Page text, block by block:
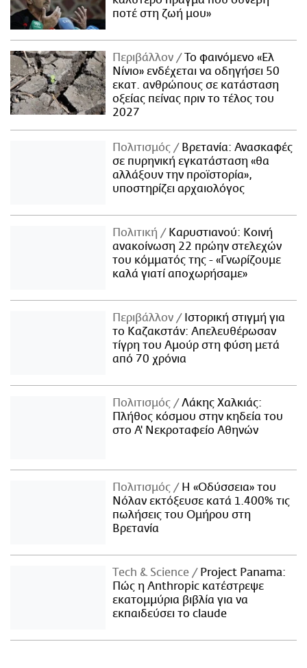
ποτέ στη ζωή μου»
Περιβάλλον
Το φαινόμενο «Ελ
Νίνιο» ενδέχεται να οδηγήσει 50
εκατ. ανθρώπους σε κατάσταση
οξείας πείνας πριν το τέλος του
2027
Πολιτισμός
Βρετανία: Ανασκαφές
σε πυρηνική εγκατάσταση «θα
αλλάξουν την προϊστορία»,
υποστηρίζει αρχαιολόγος
Πολιτική
Καρυστιανού: Κοινή
ανακοίνωση 22 πρώην στελεχών
του κόμματός της - «Γνωρίζουμε
καλά γιατί αποχωρήσαμε»
Περιβάλλον
Ιστορική στιγμή για
το Καζακστάν: Απελευθέρωσαν
τίγρη του Αμούρ στη φύση μετά
από 70 χρόνια
Πολιτισμός
Λάκης Χαλκιάς:
Πλήθος κόσμου στην κηδεία του
στο Α' Νεκροταφείο Αθηνών
Πολιτισμός
Η «Οδύσσεια» του
Νόλαν εκτόξευσε κατά 1.400% τις
πωλήσεις του Ομήρου στη
Βρετανία
Τech & Science
Project Panama:
Πώς η Anthropic κατέστρεψε
εκατομμύρια βιβλία για να
εκπαιδεύσει το claude